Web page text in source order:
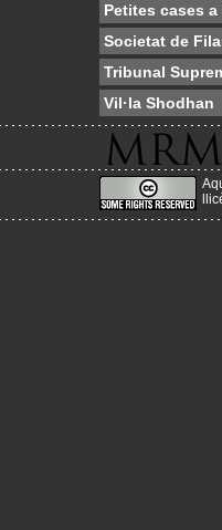
Petites cases
Societat de
Tribunal
Vil·la Shodhan